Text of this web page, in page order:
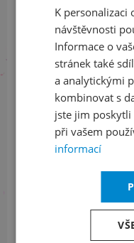
Sledujte
Informace
K personalizaci
návštěvnosti
Informace o
stránek také
a analytickými
kombinovat s
jste jim
při vašem
informací